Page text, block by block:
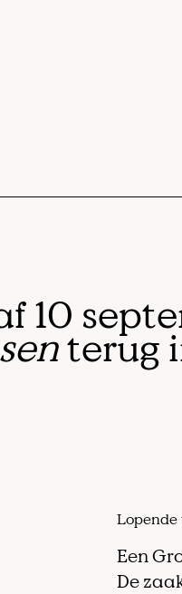
10
terug
Lopende
Een
De